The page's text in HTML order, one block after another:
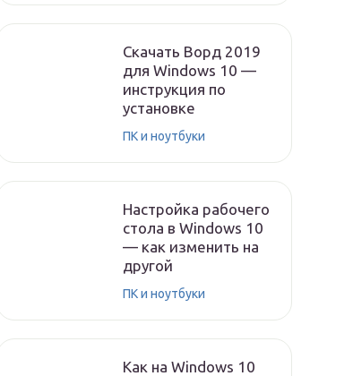
Скачать Ворд 2019
для Windows 10 —
инструкция по
установке
ПК и ноутбуки
Настройка рабочего
стола в Windows 10
— как изменить на
другой
ПК и ноутбуки
Как на Windows 10